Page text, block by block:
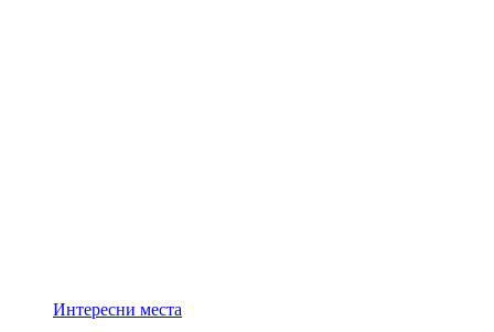
Интересни места